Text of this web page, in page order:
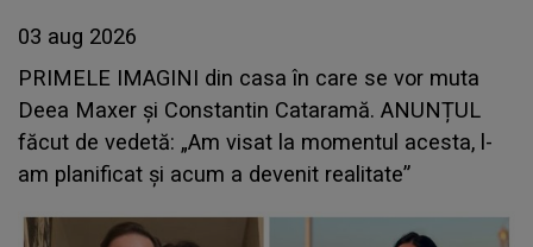
03 aug 2026
PRIMELE IMAGINI din casa în care se vor muta
Deea Maxer și Constantin Cataramă. ANUNȚUL
făcut de vedetă: „Am visat la momentul acesta, l-
am planificat și acum a devenit realitate”